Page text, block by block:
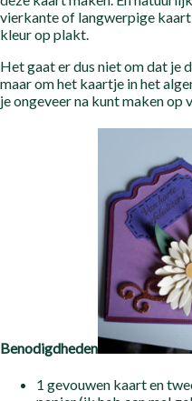
vierkante of langwerpige
kleur op plakt.
Het gaat er dus niet om dat je
maar om het kaartje in het
je ongeveer na kunt maken op
Benodigdheden
1 gevouwen kaart en